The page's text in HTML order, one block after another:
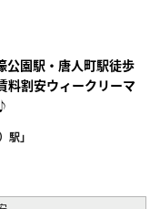
公園駅・唐人町駅徒歩
料割安ウィークリーマ
駅」